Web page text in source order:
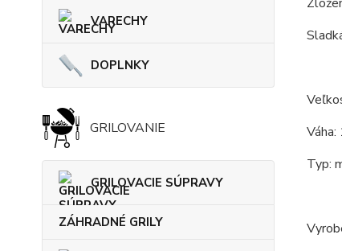
VARECHY
DOPLNKY
GRILOVANIE
GRILOVACIE SÚPRAVY
ZÁHRADNÉ GRILY
Typ: